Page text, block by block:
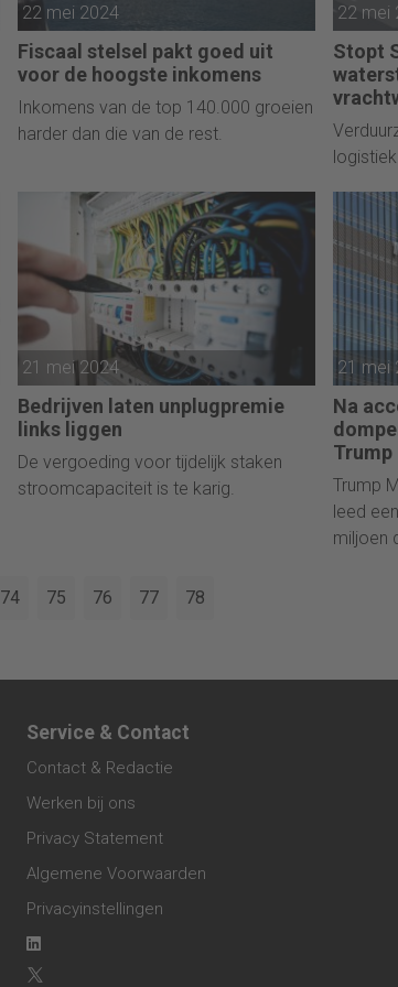
22 mei 2024
Fiscaal stelsel pakt goed uit
voor de hoogste inkomens
Inkomens van de top 140.000 groeien
harder dan die van de rest.
22 mei
Stopt
logistiek
21 mei 2024
Bedrijven laten unplugpremie
links liggen
De vergoeding voor tijdelijk staken
stroomcapaciteit is te karig.
21 mei
Na
Trump
Trump
leed
miljoen
74 75 76 77 78
Service & Contact
Contact & Redactie
Werken bij ons
Privacy Statement
Algemene Voorwaarden
Privacyinstellingen